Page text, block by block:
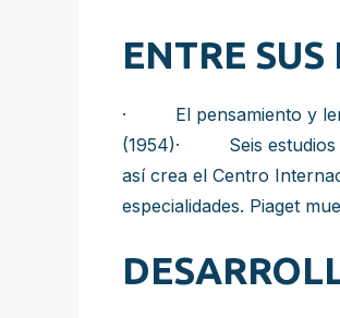
ENTRE
· El pensamiento y
(1954)· Seis estudios
así crea el Centro
especialidades. Piaget